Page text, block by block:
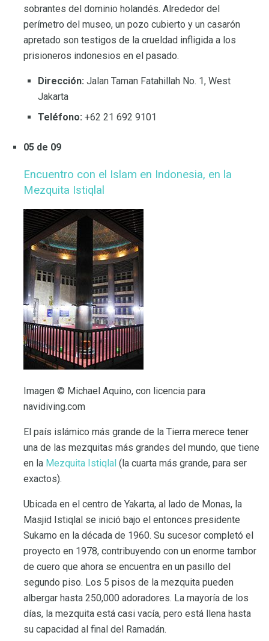
sobrantes del dominio holandés. Alrededor del
perímetro del museo, un pozo cubierto y un casarón
apretado son testigos de la crueldad infligida a los
prisioneros indonesios en el pasado.
Dirección: Jalan Taman Fatahillah No. 1, West
Jakarta
Teléfono: +62 21 692 9101
05 de 09
Encuentro con el Islam en Indonesia, en la
Mezquita Istiqlal
Imagen © Michael Aquino, con licencia para
navidiving.com
El país islámico más grande de la Tierra merece tener
una de las mezquitas más grandes del mundo, que tiene
en la Mezquita Istiqlal (la cuarta más grande, para ser
exactos).
Ubicada en el centro de Yakarta, al lado de Monas, la
Masjid Istiqlal se inició bajo el entonces presidente
Sukarno en la década de 1960. Su sucesor completó el
proyecto en 1978, contribuyendo con un enorme tambor
de cuero que ahora se encuentra en un pasillo del
segundo piso. Los 5 pisos de la mezquita pueden
albergar hasta 250,000 adoradores. La mayoría de los
días, la mezquita está casi vacía, pero está llena hasta
su capacidad al final del Ramadán.